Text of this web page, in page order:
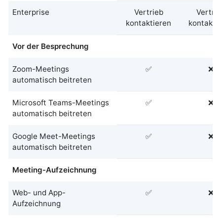
Enterprise
Vertrieb
kontaktieren
Vor der Besprechung
Zoom-Meetings
automatisch beitreten
✅ ❌
Microsoft Teams-Meetings
automatisch beitreten
✅ ❌
Google Meet-Meetings
automatisch beitreten
✅ ❌
Meeting-Aufzeichnung
Web- und App-
Aufzeichnung
✅ ❌